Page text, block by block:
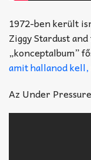
1972-ben került
Ziggy Stardust
„konceptalbum”
amit hallanod
Az Under